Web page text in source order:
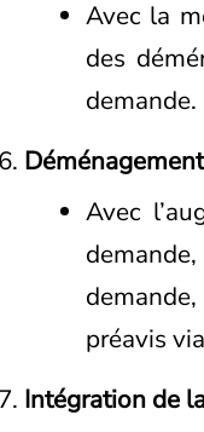
Avec la
des
demande.
Avec
préavis
Intégration de